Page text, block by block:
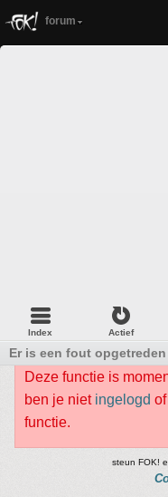
forum
Index Actief
Er is een fout opgetreden
Deze functie is
ben je niet ingelogd
functie.
steun FOK!